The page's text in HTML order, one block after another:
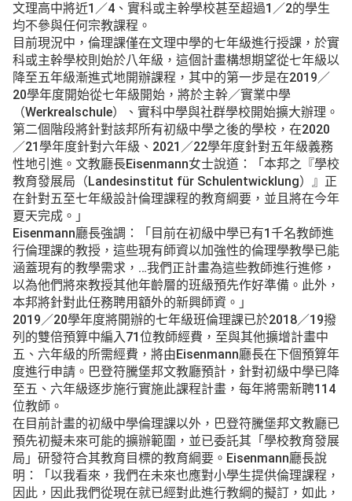
文理高中將近1／4、實科或主幹學校甚至超過1／2的學生
均不參與任何宗教課程。
目前現況中，倫理課僅在文理中學的七年級進行授課，於實
科或主幹學校則始於八年級，這個計畫構想期望從七年級以
降至五年級漸進式地開辦課程，其中的第一步是在2019／
20學年度開始從七年級開始，將於主幹／實業中學
（Werkrealschule）、實科中學與社群學校開始擴大辦理。
第二個階段將針對該邦所有初級中學之後的學校，在2020
／21學年度針對六年級、2021／22學年度針對五年級義務
性地引進。文教廳長Eisenmann女士說道：「本邦之『學校
教育發展局（Landesinstitut für Schulentwicklung）』正
在針對五至七年級設計倫理課程的教育綱要，並且將在今年
夏天完成。」
Eisenmann廳長強調：「目前在初級中學已有1千名教師進
行倫理課的教授，這些現有師資以加強性的倫理學教學已能
涵蓋現有的教學需求，…我們正計畫為這些教師進行進修，
以為他們將來教授其他年齡層的班級預先作好準備。此外，
本邦將針對此任務聘用額外的新興師資。」
2019／20學年度將開辦的七年級班倫理課已於2018／19撥
列的雙倍預算中編入71位教師經費，至與其他擴增計畫中
五、六年級的所需經費，將由Eisenmann廳長在下個預算年
度進行申請。巴登符騰堡邦文教廳預計，針對初級中學已降
至五、六年級逐步施行實施此課程計畫，每年將需新聘114
位教師。
在目前計畫的初級中學倫理課以外，巴登符騰堡邦文教廳已
預先初擬未來可能的擴辦範圍，並已委託其「學校教育發展
局」研發符合其教育目標的教育綱要。Eisenmann廳長說
明：「以我看來，我們在未來也應對小學生提供倫理課程，
因此，因此我們從現在就已經對此進行教綱的擬訂，如此，